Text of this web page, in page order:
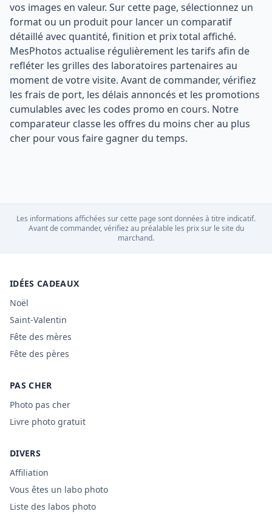
vos images en valeur. Sur cette page, sélectionnez un
format ou un produit pour lancer un comparatif
détaillé avec quantité, finition et prix total affiché.
MesPhotos actualise régulièrement les tarifs afin de
refléter les grilles des laboratoires partenaires au
moment de votre visite. Avant de commander, vérifiez
les frais de port, les délais annoncés et les promotions
cumulables avec les codes promo en cours. Notre
comparateur classe les offres du moins cher au plus
cher pour vous faire gagner du temps.
Les informations affichées sur cette page sont données à titre indicatif.
Avant de commander, vérifiez au préalable les prix sur le site du
marchand.
IDÉES CADEAUX
Noël
Saint-Valentin
Fête des mères
Fête des pères
PAS CHER
Photo pas cher
Livre photo gratuit
DIVERS
Affiliation
Vous êtes un labo photo
Liste des labos photo